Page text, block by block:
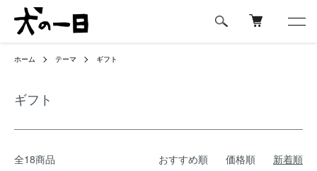
ホーム テーマ ギフト
ギフト
全18商品 おすすめ順 価格順 新着順